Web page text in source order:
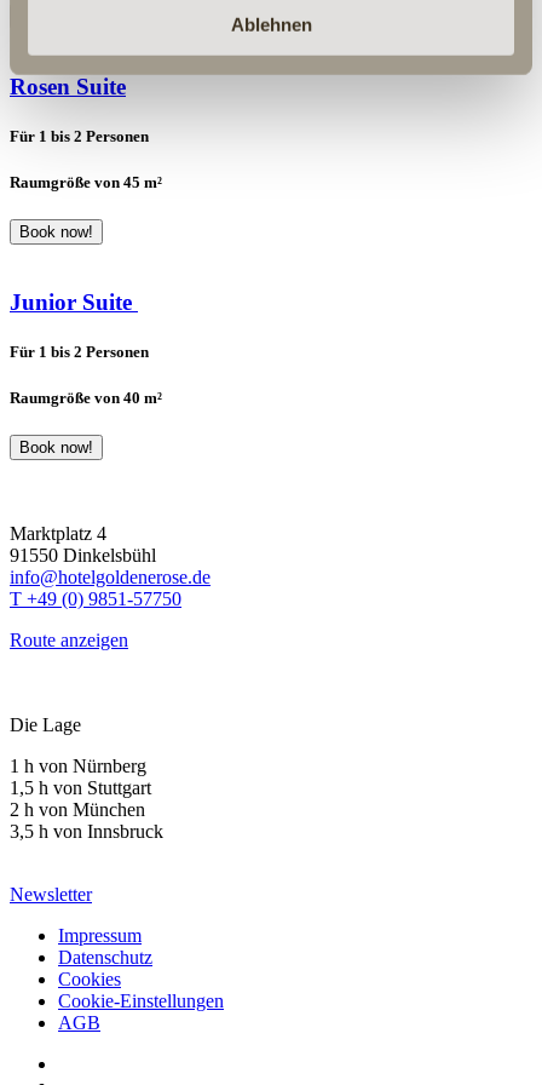
Ablehnen
Rosen Suite
Für 1 bis 2 Personen
Raumgröße von 45 m²
Book now!
Junior Suite
Für 1 bis 2 Personen
Raumgröße von 40 m²
Book now!
Marktplatz 4
91550 Dinkelsbühl
info@hotelgoldenerose.de
T +49 (0) 9851-57750
Route anzeigen
Die Lage
1 h von Nürnberg
1,5 h von Stuttgart
2 h von München
3,5 h von Innsbruck
Newsletter
Impressum
Datenschutz
Cookies
Cookie-Einstellungen
AGB